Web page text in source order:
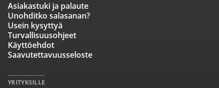
Asiakastuki ja palaute
Unohditko salasanan?
Usein kysyttyä
Turvallisuusohjeet
Käyttöehdot
Saavutettavuusseloste
YRITYKSILLE